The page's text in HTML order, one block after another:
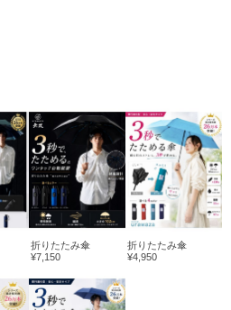
折りたたみ傘
¥7,150
折りたたみ傘
¥4,950